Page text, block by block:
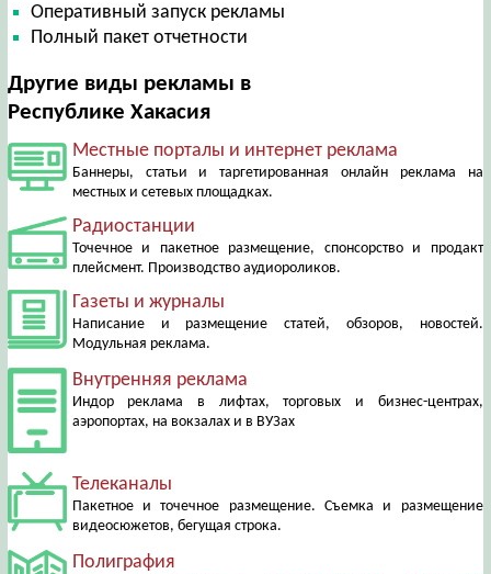
Оперативный запуск рекламы
Полный пакет отчетности
Другие виды рекламы в
Республике Хакасия
Местные порталы и интернет реклама
Баннеры, статьи и таргетированная онлайн реклама на
местных и сетевых площадках.
Радиостанции
Точечное и пакетное размещение, спонсорство и продакт
плейсмент. Производство аудиороликов.
Газеты и журналы
Написание и размещение статей, обзоров, новостей.
Модульная реклама.
Внутренняя реклама
Индор реклама в лифтах, торговых и бизнес-центрах,
аэропортах, на вокзалах и в ВУЗах
Телеканалы
Пакетное и точечное размещение. Съемка и размещение
видеосюжетов, бегущая строка.
Полиграфия